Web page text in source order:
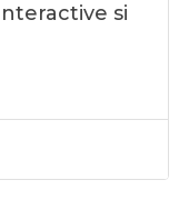
si